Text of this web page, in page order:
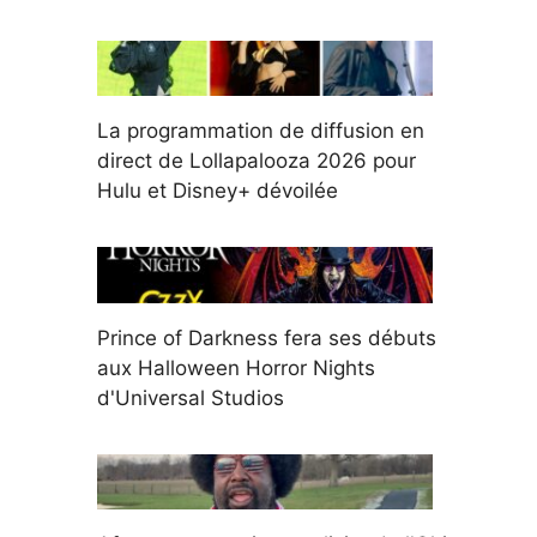
La programmation de diffusion en
direct de Lollapalooza 2026 pour
Hulu et Disney+ dévoilée
Prince of Darkness fera ses débuts
aux Halloween Horror Nights
d'Universal Studios